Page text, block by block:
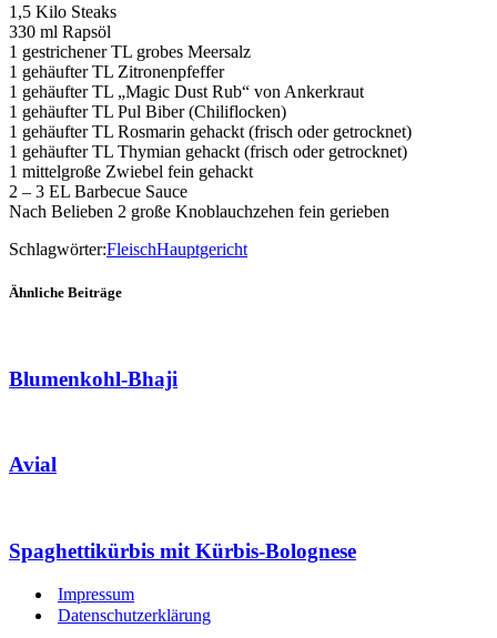
1,5 Kilo Steaks
330 ml Rapsöl
1 gestrichener TL grobes Meersalz
1 gehäufter TL Zitronenpfeffer
1 gehäufter TL „Magic Dust Rub“ von Ankerkraut
1 gehäufter TL Pul Biber (Chiliflocken)
1 gehäufter TL Rosmarin gehackt (frisch oder getrocknet)
1 gehäufter TL Thymian gehackt (frisch oder getrocknet)
1 mittelgroße Zwiebel fein gehackt
2 – 3 EL Barbecue Sauce
Nach Belieben 2 große Knoblauchzehen fein gerieben
Schlagwörter:FleischHauptgericht
Ähnliche Beiträge
Blumenkohl-Bhaji
Avial
Spaghettikürbis mit Kürbis-Bolognese
Impressum
Datenschutzerklärung